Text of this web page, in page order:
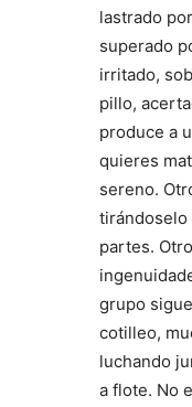
lastrado
superado
irritado,
pillo,
produce a
quieres
sereno.
tirándoselo
partes.
grupo
cotilleo,
luchando
a flote. No